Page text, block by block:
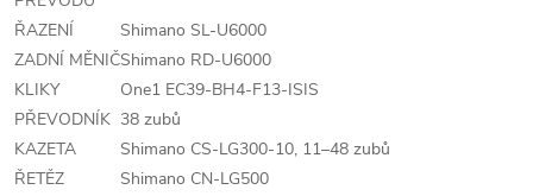
ŘAZENÍ
Shimano SL-U6000
ZADNÍ MĚNIČShimano RD-U6000
KLIKY
One1 EC39-BH4-F13-ISIS
PŘEVODNÍK 38 zubů
KAZETA
Shimano CS-LG300-10, 11–48 zubů
ŘETĚZ
Shimano CN-LG500